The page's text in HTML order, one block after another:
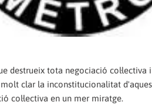
destrueix tota negociació col·lectiva
clar la inconstitucionalitat
col·lectiva en un mer miratge.